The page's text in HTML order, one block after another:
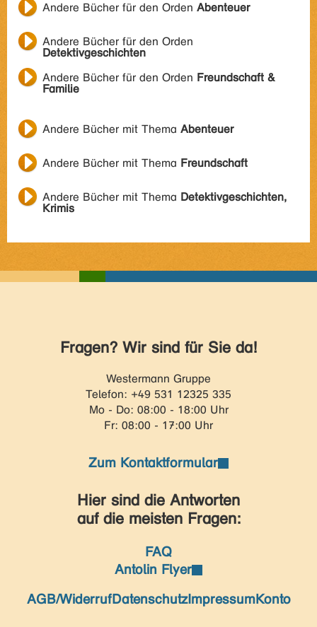
Andere Bücher für den Orden Abenteuer
Andere Bücher für den Orden
Detektivgeschichten
Andere Bücher für den Orden Freundschaft &
Familie
Andere Bücher mit Thema Abenteuer
Andere Bücher mit Thema Freundschaft
Andere Bücher mit Thema Detektivgeschichten,
Krimis